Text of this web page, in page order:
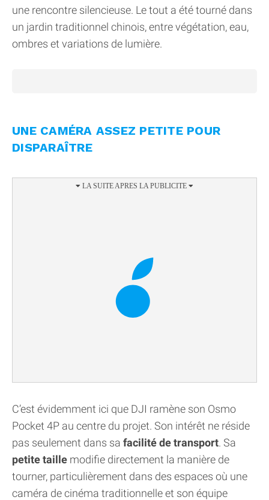
une rencontre silencieuse. Le tout a été tourné dans
un jardin traditionnel chinois, entre végétation, eau,
ombres et variations de lumière.
UNE CAMÉRA ASSEZ PETITE POUR
DISPARAÎTRE
C’est évidemment ici que DJI ramène son Osmo
Pocket 4P au centre du projet. Son intérêt ne réside
pas seulement dans sa facilité de transport. Sa
petite taille modifie directement la manière de
tourner, particulièrement dans des espaces où une
caméra de cinéma traditionnelle et son équipe